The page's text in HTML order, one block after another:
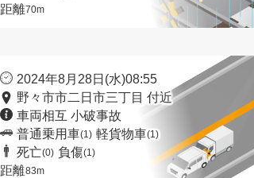
距離70m
2024年8月28日(水)08:55
野々市市二日市三丁目 付近
車両相互 小破事故
普通乗用車(1) 軽貨物車(1)
死亡(0) 負傷(1)
距離83m